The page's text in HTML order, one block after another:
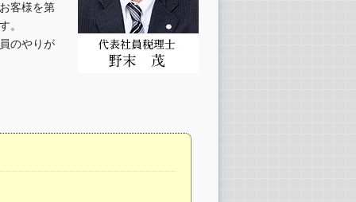
客様を第
。
のやりが